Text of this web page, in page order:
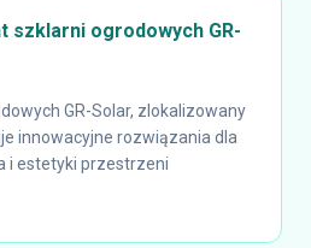
szklarni ogrodowych GR-
GR-Solar, zlokalizowany
innowacyjne rozwiązania dla
i estetyki przestrzeni